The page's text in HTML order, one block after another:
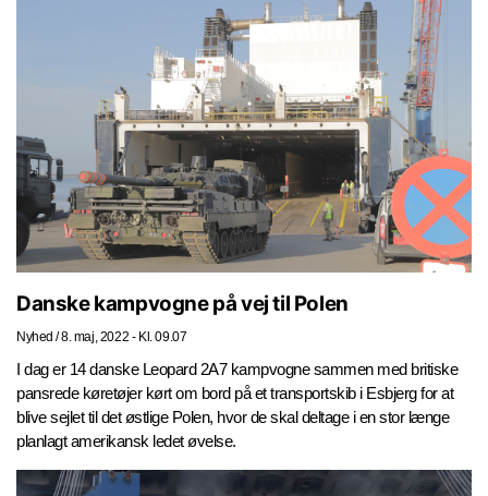
Danske kampvogne på vej til Polen
Nyhed / 8. maj, 2022 - Kl. 09.07
I dag er 14 danske Leopard 2A7 kampvogne sammen med britiske
pansrede køretøjer kørt om bord på et transportskib i Esbjerg for at
blive sejlet til det østlige Polen, hvor de skal deltage i en stor længe
planlagt amerikansk ledet øvelse.